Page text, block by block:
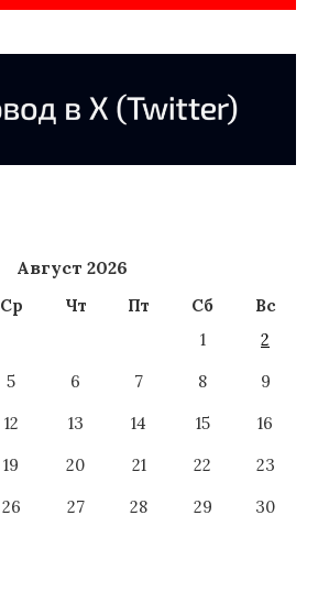
Август 2026
Ср Чт Пт Сб
Вс
1
2
5 6 7 8
9
12 13 14 15
16
19 20 21 22
23
26 27 28 29
30